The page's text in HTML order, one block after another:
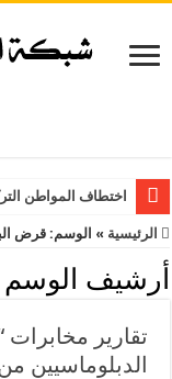
اختطاف المواطن
الرئيسية » الوسم:قرض
أرشيف الوسم
تقارير